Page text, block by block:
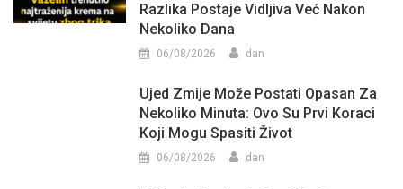
Razlika Postaje Vidljiva Već Nakon
Nekoliko Dana
06/08/2026 dan
Ujed Zmije Može Postati Opasan Za
Nekoliko Minuta: Ovo Su Prvi Koraci
Koji Mogu Spasiti Život
06/08/2026 dan